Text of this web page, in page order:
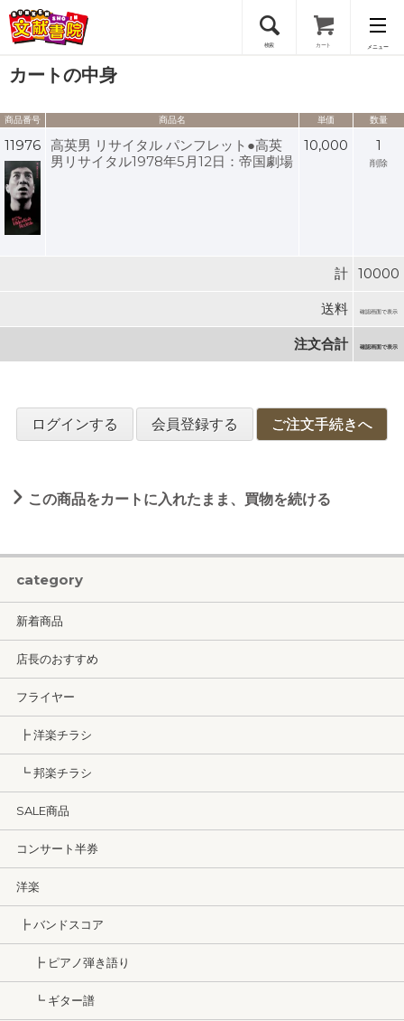
検索 カート メニュー
会員登録
ログイン
カートの中身
商品番号 商品名 単価 数量
11976 高英男 リサイタル パンフレット●高英
男リサイタル1978年5月12日：帝国劇場
10,000 1
削除
計 10000
送料 確認画面で表示
注文合計 確認画面で表示
ログインする 会員登録する ご注文手続きへ
この商品をカートに入れたまま、買物を続ける
category
新着商品
店長のおすすめ
フライヤー
┣ 洋楽チラシ
┗ 邦楽チラシ
SALE商品
コンサート半券
洋楽
┣ バンドスコア
┣ ピアノ弾き語り
┗ ギター譜